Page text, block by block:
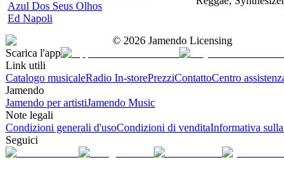
Azul Dos Seus Olhos
Ed Napoli
© 2026 Jamendo Licensing
Scarica l'app
Link utili
Catalogo musicaleRadio In-storePrezziContattoCentro
Jamendo
Jamendo per artistiJamendo Music
Note legali
Condizioni generali d'usoCondizioni di venditaInformativa
Seguici